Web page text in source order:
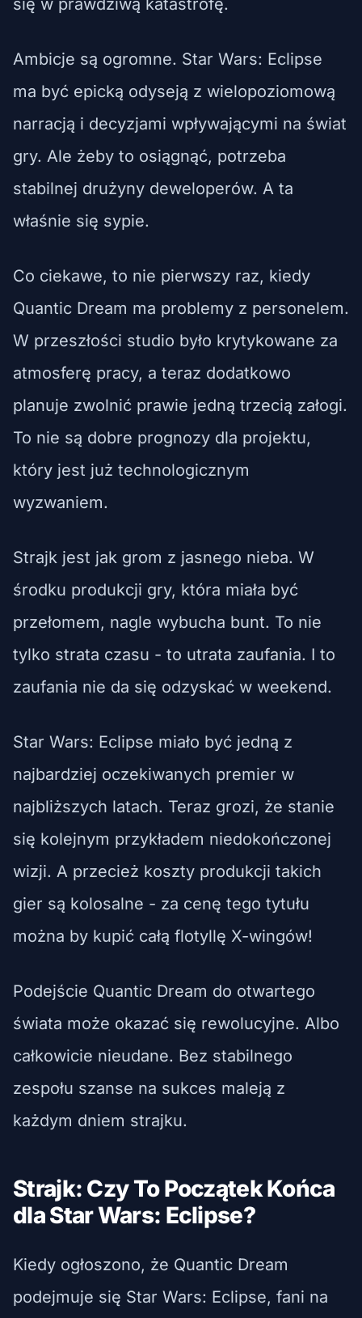
się w prawdziwą katastrofę.
Ambicje są ogromne. Star Wars: Eclipse
ma być epicką odyseją z wielopoziomową
narracją i decyzjami wpływającymi na świat
gry. Ale żeby to osiągnąć, potrzeba
stabilnej drużyny deweloperów. A ta
właśnie się sypie.
Co ciekawe, to nie pierwszy raz, kiedy
Quantic Dream ma problemy z personelem.
W przeszłości studio było krytykowane za
atmosferę pracy, a teraz dodatkowo
planuje zwolnić prawie jedną trzecią załogi.
To nie są dobre prognozy dla projektu,
który jest już technologicznym
wyzwaniem.
Strajk jest jak grom z jasnego nieba. W
środku produkcji gry, która miała być
przełomem, nagle wybucha bunt. To nie
tylko strata czasu - to utrata zaufania. I to
zaufania nie da się odzyskać w weekend.
Star Wars: Eclipse miało być jedną z
najbardziej oczekiwanych premier w
najbliższych latach. Teraz grozi, że stanie
się kolejnym przykładem niedokończonej
wizji. A przecież koszty produkcji takich
gier są kolosalne - za cenę tego tytułu
można by kupić całą flotyllę X-wingów!
Podejście Quantic Dream do otwartego
świata może okazać się rewolucyjne. Albo
całkowicie nieudane. Bez stabilnego
zespołu szanse na sukces maleją z
każdym dniem strajku.
Strajk: Czy To Początek Końca
dla Star Wars: Eclipse?
Kiedy ogłoszono, że Quantic Dream
podejmuje się Star Wars: Eclipse, fani na